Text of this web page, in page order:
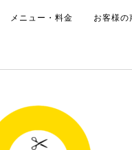
メニュー・料金 お客様の